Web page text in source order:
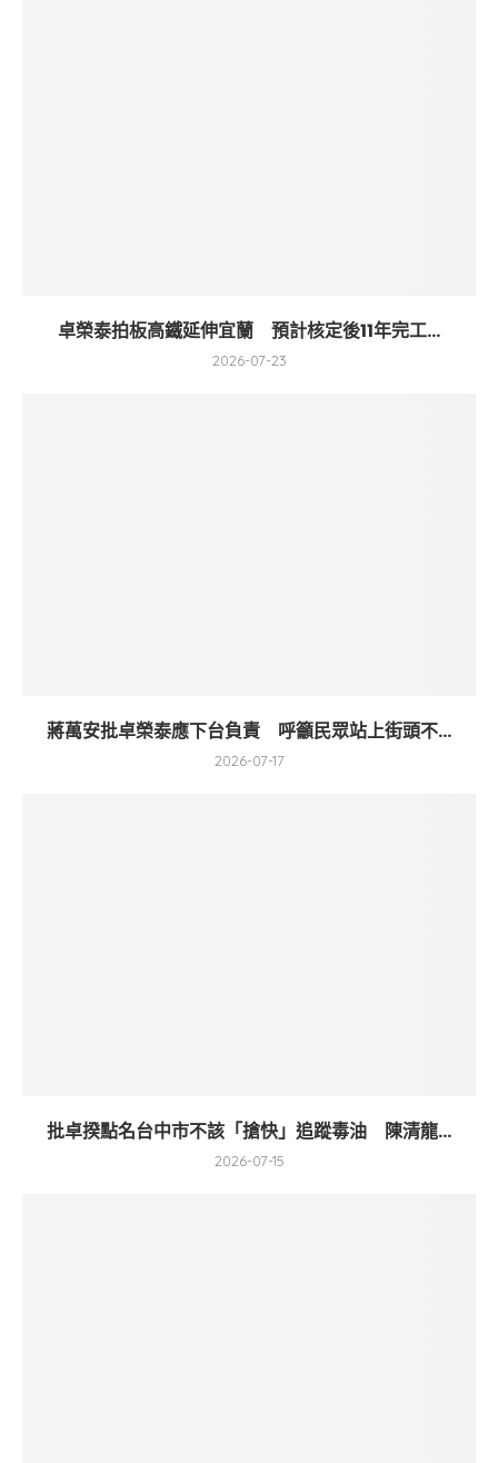
卓榮泰拍板高鐵延伸宜蘭 預計核定後11年完工...
2026-07-23
蔣萬安批卓榮泰應下台負責 呼籲民眾站上街頭不...
2026-07-17
批卓揆點名台中市不該「搶快」追蹤毒油 陳清龍...
2026-07-15